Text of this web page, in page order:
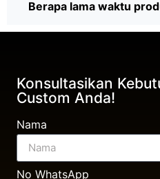
Berapa lama waktu
Konsultasikan
Custom Anda!
Nama
No WhatsApp